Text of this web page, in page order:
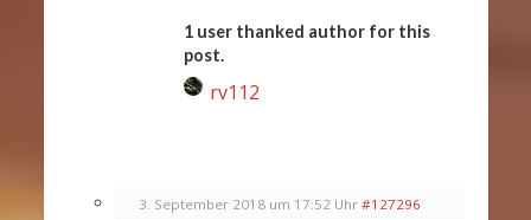
1 user thanked author for this
post.
rv112
3. September 2018 um 17:52 Uhr #127296